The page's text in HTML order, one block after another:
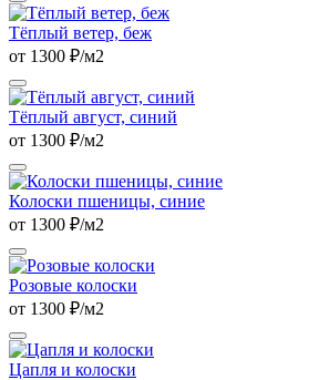
Тёплый ветер, беж
от 1300 ₽/м2
Тёплый август, синий
от 1300 ₽/м2
Колоски пшеницы, синие
от 1300 ₽/м2
Розовые колоски
от 1300 ₽/м2
Цапля и колоски